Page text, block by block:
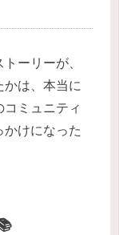
ーリーが、
かは、本当に
ミュニティ
かけになった